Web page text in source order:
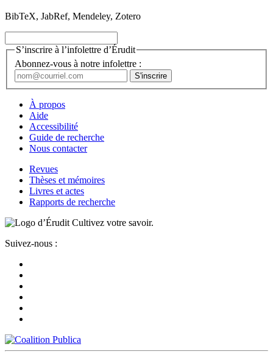
BibTeX, JabRef, Mendeley, Zotero
S’inscrire à l’infolettre d’Érudit
Abonnez-vous à notre infolettre :
À propos
Aide
Accessibilité
Guide de recherche
Nous contacter
Revues
Thèses et mémoires
Livres et actes
Rapports de recherche
Cultivez votre savoir.
Suivez-nous :